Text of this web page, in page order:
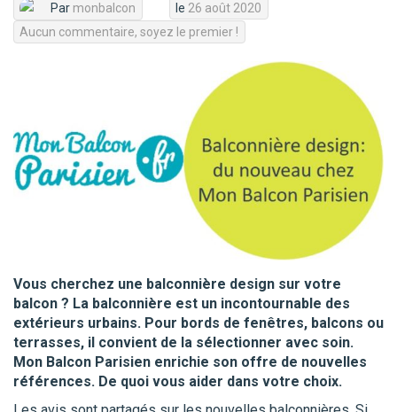
Par monbalcon le 26 août 2020
Aucun commentaire, soyez le premier !
Vous cherchez une balconnière design sur votre
balcon ? La balconnière est un incontournable des
extérieurs urbains. Pour bords de fenêtres, balcons ou
terrasses, il convient de la sélectionner avec soin.
Mon Balcon Parisien enrichie son offre de nouvelles
références. De quoi vous aider dans votre choix.